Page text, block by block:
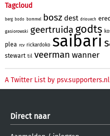
Tagcloud
berg bodo bommel bosz dest driouech
gasiorowski geertruida godts
plea rcv rickardoko saibari
stewart til veerman wanner
A Twitter List by psv.supporters.nl
Direct naar